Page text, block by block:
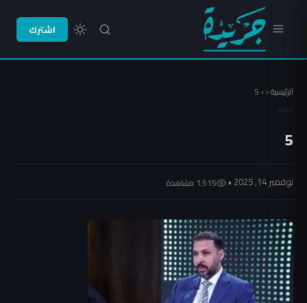
اشترك
الرئيسية‹
‹
5
5
نوفمبر 14, 2025 • 1٬515 مشاهدة